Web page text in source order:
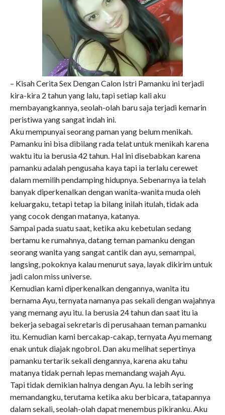
– Kisah Cerita Sex Dengan Calon Istri Pamanku ini terjadi
kira-kira 2 tahun yang lalu, tapi setiap kali aku
membayangkannya, seolah-olah baru saja terjadi kemarin
peristiwa yang sangat indah ini.
Aku mempunyai seorang paman yang belum menikah.
Pamanku ini bisa dibilang rada telat untuk menikah karena
waktu itu ia berusia 42 tahun. Hal ini disebabkan karena
pamanku adalah pengusaha kaya tapi ia terlalu cerewet
dalam memilih pendamping hidupnya. Sebenarnya ia telah
banyak diperkenalkan dengan wanita-wanita muda oleh
keluargaku, tetapi tetap ia bilang inilah itulah, tidak ada
yang cocok dengan matanya, katanya.
Sampai pada suatu saat, ketika aku kebetulan sedang
bertamu ke rumahnya, datang teman pamanku dengan
seorang wanita yang sangat cantik dan ayu, semampai,
langsing, pokoknya kalau menurut saya, layak dikirim untuk
jadi calon miss universe.
Kemudian kami diperkenalkan dengannya, wanita itu
bernama Ayu, ternyata namanya pas sekali dengan wajahnya
yang memang ayu itu. Ia berusia 24 tahun dan saat itu ia
bekerja sebagai sekretaris di perusahaan teman pamanku
itu. Kemudian kami bercakap-cakap, ternyata Ayu memang
enak untuk diajak ngobrol. Dan aku melihat sepertinya
pamanku tertarik sekali dengannya, karena aku tahu
matanya tidak pernah lepas memandang wajah Ayu.
Tapi tidak demikian halnya dengan Ayu. Ia lebih sering
memandangku, terutama ketika aku berbicara, tatapannya
dalam sekali, seolah-olah dapat menembus pikiranku. Aku